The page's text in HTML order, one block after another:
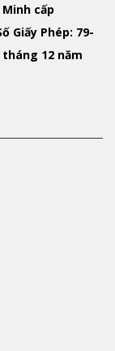
cấp
Giấy Phép: 79-
tháng 12 năm